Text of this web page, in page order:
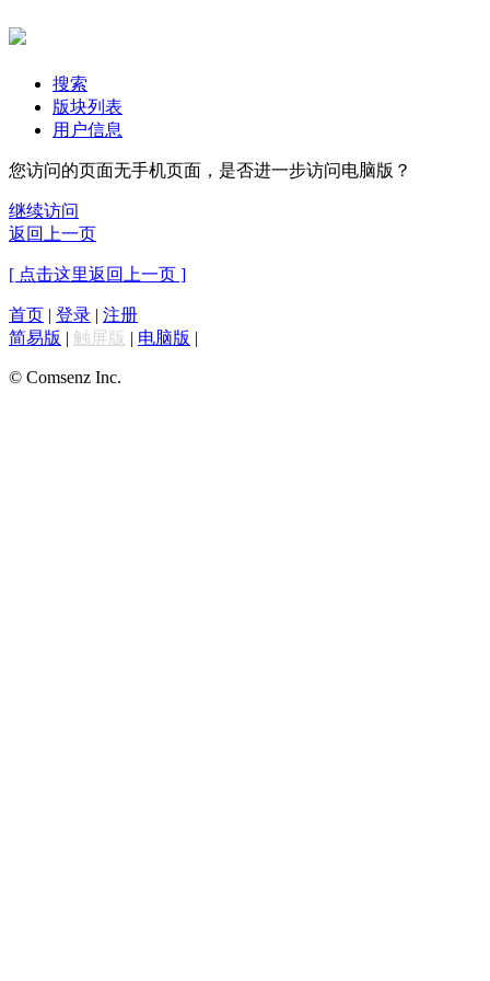
搜索
版块列表
用户信息
您访问的页面无手机页面，是否进一步访问电脑版？
继续访问
返回上一页
[ 点击这里返回上一页 ]
首页 | 登录 | 注册
简易版 | 触屏版 | 电脑版 |
© Comsenz Inc.